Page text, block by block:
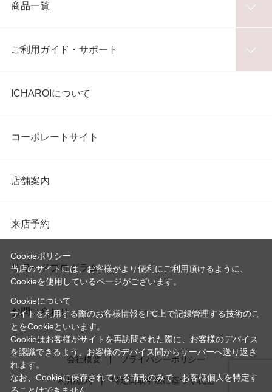
商品一覧
ご利用ガイド・サポート
ICHAROIについて
コーポレートサイト
店舗案内
来店予約
リワードプログラム
お問い合わせ
会社概要 プライバシーポリシー
利用規約 特定商取引法に基づく表記
Cookieポリシー
当店のサイトには、お客様がより便利にご利用頂けるように、
Cookieを使用しているページがございます。
Cookieについて
サイトを利用する際のお客様情報をPC上で記録管理する技術のこ
とをCookieといいます。
Cookieはお客様がサイトを再訪問された際に、お客様のデバイス
を認識できるよう、お客様のデバイス間からサーバーへ送り返さ
れます。
なお、Cookieに保存されている情報のみで、お客様個人を特定す